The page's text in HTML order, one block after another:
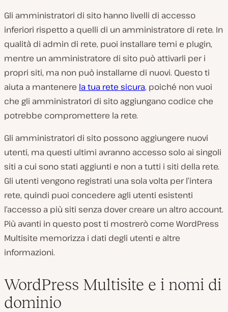
Gli amministratori di sito hanno livelli di accesso
inferiori rispetto a quelli di un amministratore di rete. In
qualità di admin di rete, puoi installare temi e plugin,
mentre un amministratore di sito può attivarli per i
propri siti, ma non può installarne di nuovi. Questo ti
aiuta a mantenere la tua rete sicura, poiché non vuoi
che gli amministratori di sito aggiungano codice che
potrebbe compromettere la rete.
Gli amministratori di sito possono aggiungere nuovi
utenti, ma questi ultimi avranno accesso solo ai singoli
siti a cui sono stati aggiunti e non a tutti i siti della rete.
Gli utenti vengono registrati una sola volta per l’intera
rete, quindi puoi concedere agli utenti esistenti
l’accesso a più siti senza dover creare un altro account.
Più avanti in questo post ti mostrerò come WordPress
Multisite memorizza i dati degli utenti e altre
informazioni.
WordPress Multisite e i nomi di
dominio